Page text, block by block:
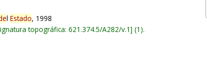
lEstado, 1998
topográfica:621.374.5/A282/v.1 (1).